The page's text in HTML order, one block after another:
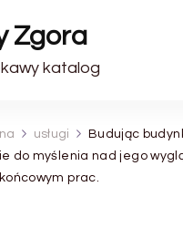
Zgora
katalog
usługi
Budując
do myślenia nad jego
prac.